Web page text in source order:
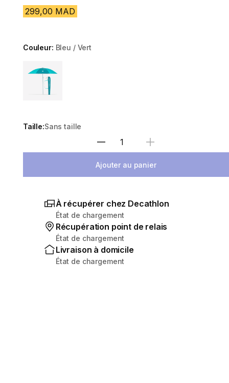
299,00 MAD
Couleur: Bleu / Vert
Choose a variant
Taille:Sans taille
Sélectionnez la quantité
Ajouter au panier
À récupérer chez Decathlon
État de chargement
Récupération point de relais
État de chargement
Livraison à domicile
État de chargement